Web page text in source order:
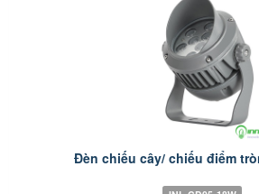
Đèn chiếu cây/ chiếu điểm